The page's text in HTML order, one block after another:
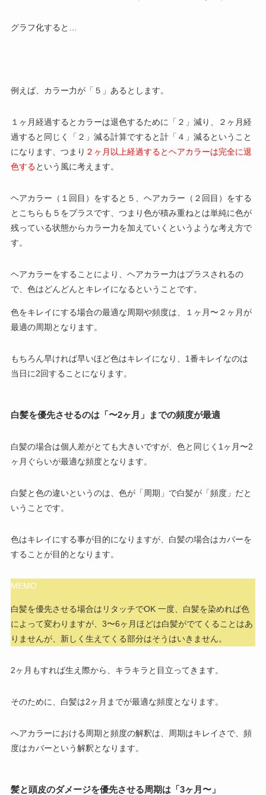
グラフ化すると…
例えば、カラー力が「５」あるとします。
１ヶ月経過するとカラーは退色するために「２」減り、２ヶ月経
過すると同じく「２」減る計算ですると計「４」減るということ
になります、つまり ２ヶ月以上経過するとヘアカラーは完全に退
色するという風に考えます。
ヘアカラー（１回目）をすると５、ヘアカラー（２回目）をする
とこちらも５をプラスです、つまり色が積み重ねとは単純に色が
残っている状態からカラー力を加えていくというような考え方で
す。
ヘアカラーをすることにより、ヘアカラー力はプラスされるの
で、色はどんどんとキレイになるということです。
色をキレイにする場合の最適な周期や頻度は、１ヶ月〜２ヶ月が
最適の周期となります。
もちろん早ければ早いほど色はキレイになり、1番キレイなのは
当日に2回することになります。
白髪を優先させるのは「〜2ヶ月」までの頻度が最適
白髪の場合は個人差がとても大きいですが、色と同じく1ヶ月〜2
ヶ月ぐらいが最適な頻度となります。
白髪と色の違いというのは、色が「周期」で白髪が「頻度」だと
いうことです。
色はキレイにする事が目的になりますが、白髪の場合はカバーを
することが目的となります。
MEMO
白髪を優先させる場合はリタッチでOK 一度、白髪を染めれば色
によって変わりますが、3〜6ヶ月ほどは白髪がでてくることはあ
りませんが、新しく生えてくる部分はそうはいきません。
2ヶ月もすれば生え際から、キラキラと目立ってきます。
そのために、白髪は2ヶ月までが最適な頻度となります。
へアカラーにおける周期と頻度の解釈は、周期はキレイさで、頻
度はカバーという解釈となります。
髪と頭皮のダメージを優先させる周期は「3ヶ月〜」